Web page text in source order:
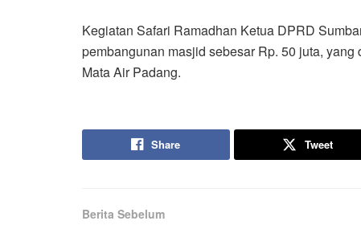
Kegiatan Safari Ramadhan Ketua DPRD
pembangunan masjid sebesar Rp. 50 juta,
Mata Air Padang.
Share Tweet
Berita Sebelum